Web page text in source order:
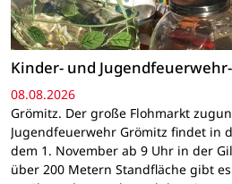
Kinder- und
08.08.2026
Grömitz. Der große Flohmarkt
Jugendfeuerwehr Grömitz findet in
dem 1. November ab 9 Uhr in der
über 200 Metern Standfläche gibt